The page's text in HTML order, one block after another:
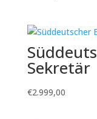
Sekretär
€2.999,00